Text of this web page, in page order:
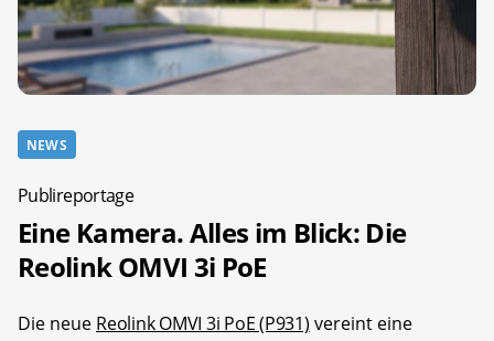
NEWS
Publireportage
Eine Kamera. Alles im Blick: Die
Reolink OMVI 3i PoE
Die neue Reolink OMVI 3i PoE (P931) vereint eine